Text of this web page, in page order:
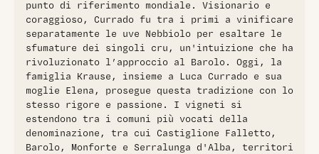
punto di riferimento mondiale. Visionario e
coraggioso, Currado fu tra i primi a vinificare
separatamente le uve Nebbiolo per esaltare le
sfumature dei singoli cru, un'intuizione che ha
rivoluzionato l’approccio al Barolo. Oggi, la
famiglia Krause, insieme a Luca Currado e sua
moglie Elena, prosegue questa tradizione con lo
stesso rigore e passione. I vigneti si
estendono tra i comuni più vocati della
denominazione, tra cui Castiglione Falletto,
Barolo, Monforte e Serralunga d'Alba, territori